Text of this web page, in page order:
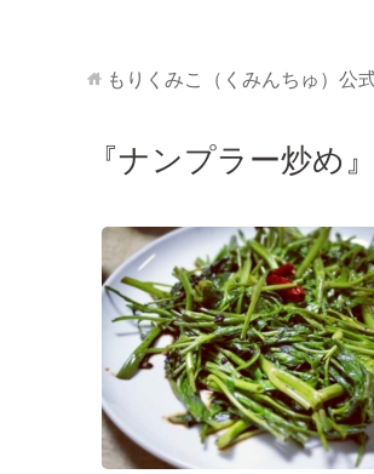
もりくみこ（くみんちゅ）公
『ナンプラー炒め